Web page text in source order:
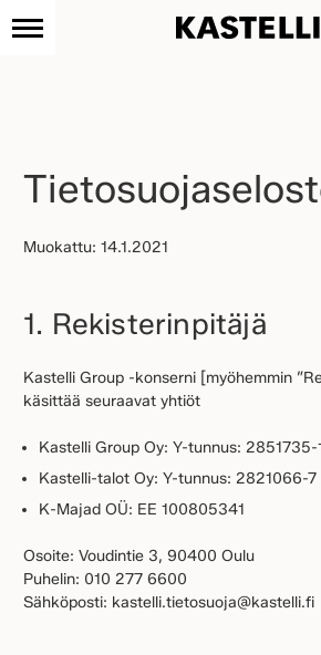
Muokattu: 14.1.2021
1. Rekisterinpitäjä
Kastelli Group -konserni [myöhemmin
käsittää seuraavat yhtiöt
Kastelli Group Oy: Y-tunnus: 2851735-
Kastelli-talot Oy: Y-tunnus: 2821066-7
K-Majad OÜ: EE 100805341
Osoite: Voudintie 3, 90400 Oulu
Puhelin: 010 277 6600
Sähköposti: kastelli.tietosuoja@kastelli.fi